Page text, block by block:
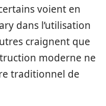
voient en
dans l’utilisation
craignent que
moderne ne
traditionnel de